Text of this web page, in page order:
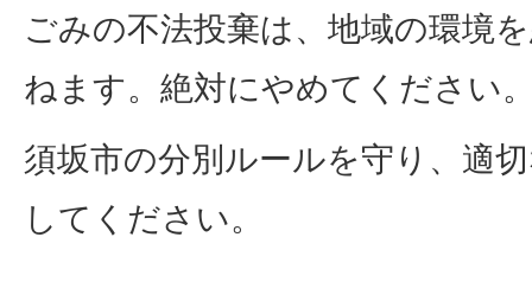
ごみの不法投棄は、地域の環境
ねます。絶対にやめてください
須坂市の分別ルールを守り、適
してください。